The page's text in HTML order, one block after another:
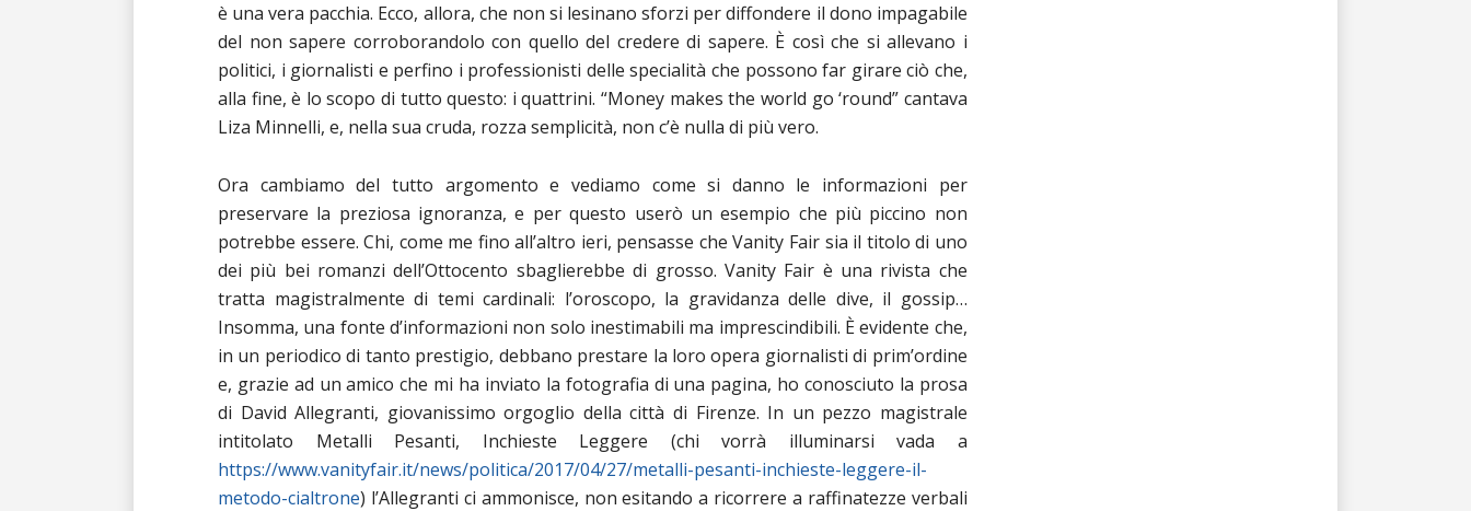
è una vera pacchia. Ecco, allora, che non si lesinano sforzi per diffondere il dono impagabile
del non sapere corroborandolo con quello del credere di sapere. È così che si allevano i
politici, i giornalisti e perfino i professionisti delle specialità che possono far girare ciò che,
alla fine, è lo scopo di tutto questo: i quattrini. “Money makes the world go ‘round” cantava
Liza Minnelli, e, nella sua cruda, rozza semplicità, non c’è nulla di più vero.
Ora cambiamo del tutto argomento e vediamo come si danno le informazioni per
preservare la preziosa ignoranza, e per questo userò un esempio che più piccino non
potrebbe essere. Chi, come me fino all’altro ieri, pensasse che Vanity Fair sia il titolo di uno
dei più bei romanzi dell’Ottocento sbaglierebbe di grosso. Vanity Fair è una rivista che
tratta magistralmente di temi cardinali: l’oroscopo, la gravidanza delle dive, il gossip…
Insomma, una fonte d’informazioni non solo inestimabili ma imprescindibili. È evidente che,
in un periodico di tanto prestigio, debbano prestare la loro opera giornalisti di prim’ordine
e, grazie ad un amico che mi ha inviato la fotografia di una pagina, ho conosciuto la prosa
di David Allegranti, giovanissimo orgoglio della città di Firenze. In un pezzo magistrale
intitolato Metalli Pesanti, Inchieste Leggere (chi vorrà illuminarsi vada a
https://www.vanityfair.it/news/politica/2017/04/27/metalli-pesanti-inchieste-leggere-il-
metodo-cialtrone) l’Allegranti ci ammonisce, non esitando a ricorrere a raffinatezze verbali